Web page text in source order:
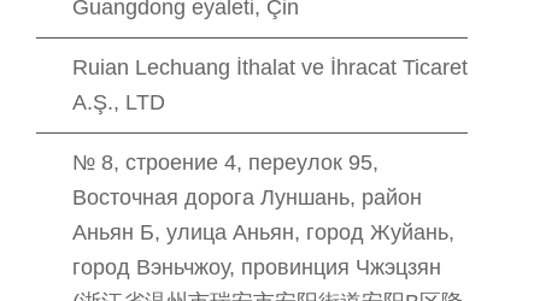
Guangdong eyaleti, Çin
Ruian Lechuang İthalat ve İhracat Ticaret
A.Ş., LTD
№ 8, строение 4, переулок 95,
Восточная дорога Луншань, район
Аньян Б, улица Аньян, город Жуйань,
город Вэньчжоу, провинция Чжэцзян